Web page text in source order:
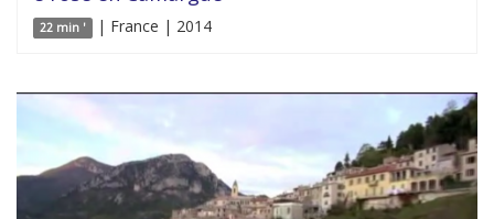
22 min ' | France | 2014